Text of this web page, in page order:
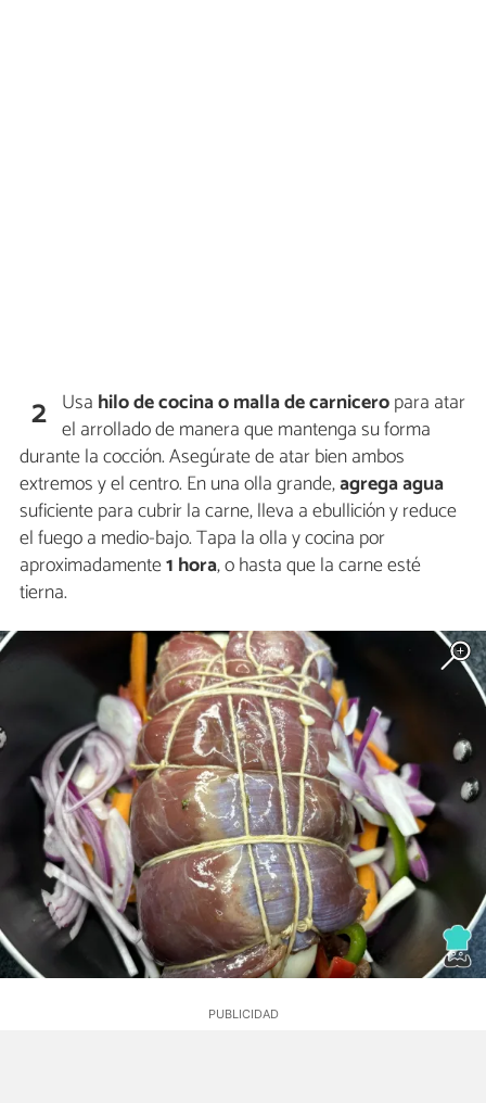
2 Usa hilo de cocina o malla de carniceropara atar
el arrollado de manera que mantenga su forma
durante la cocción. Asegúrate de atar bien ambos
extremos y el centro. En una olla grande,agrega agua
suficiente para cubrir la carne, lleva a ebullición y reduce
el fuego a medio-bajo. Tapa la olla y cocina por
aproximadamente1 hora, o hasta que la carne esté
tierna.